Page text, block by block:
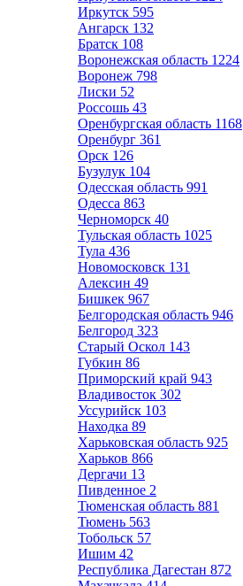
Иркутск 595
Ангарск 132
Братск 108
Воронежская область 1224
Воронеж 798
Лиски 52
Россошь 43
Оренбургская область 1168
Оренбург 361
Орск 126
Бузулук 104
Одесская область 991
Одесса 863
Черноморск 40
Тульская область 1025
Тула 436
Новомосковск 131
Алексин 49
Бишкек 967
Белгородская область 946
Белгород 323
Старый Оскол 143
Губкин 86
Приморский край 943
Владивосток 302
Уссурийск 103
Находка 89
Харьковская область 925
Харьков 866
Дергачи 13
Пивденное 2
Тюменская область 881
Тюмень 563
Тобольск 57
Ишим 42
Республика Дагестан 872